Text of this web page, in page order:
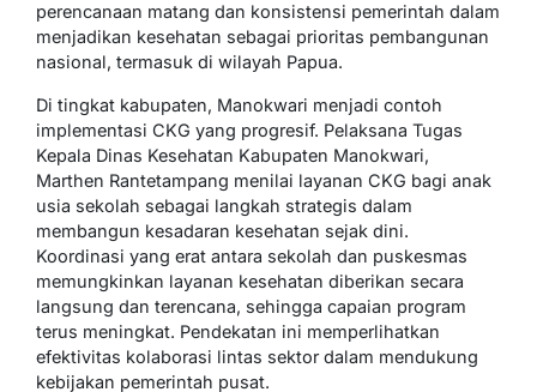
perencanaan matang dan konsistensi pemerintah dalam
menjadikan kesehatan sebagai prioritas pembangunan
nasional, termasuk di wilayah Papua.
Di tingkat kabupaten, Manokwari menjadi contoh
implementasi CKG yang progresif. Pelaksana Tugas
Kepala Dinas Kesehatan Kabupaten Manokwari,
Marthen Rantetampang menilai layanan CKG bagi anak
usia sekolah sebagai langkah strategis dalam
membangun kesadaran kesehatan sejak dini.
Koordinasi yang erat antara sekolah dan puskesmas
memungkinkan layanan kesehatan diberikan secara
langsung dan terencana, sehingga capaian program
terus meningkat. Pendekatan ini memperlihatkan
efektivitas kolaborasi lintas sektor dalam mendukung
kebijakan pemerintah pusat.